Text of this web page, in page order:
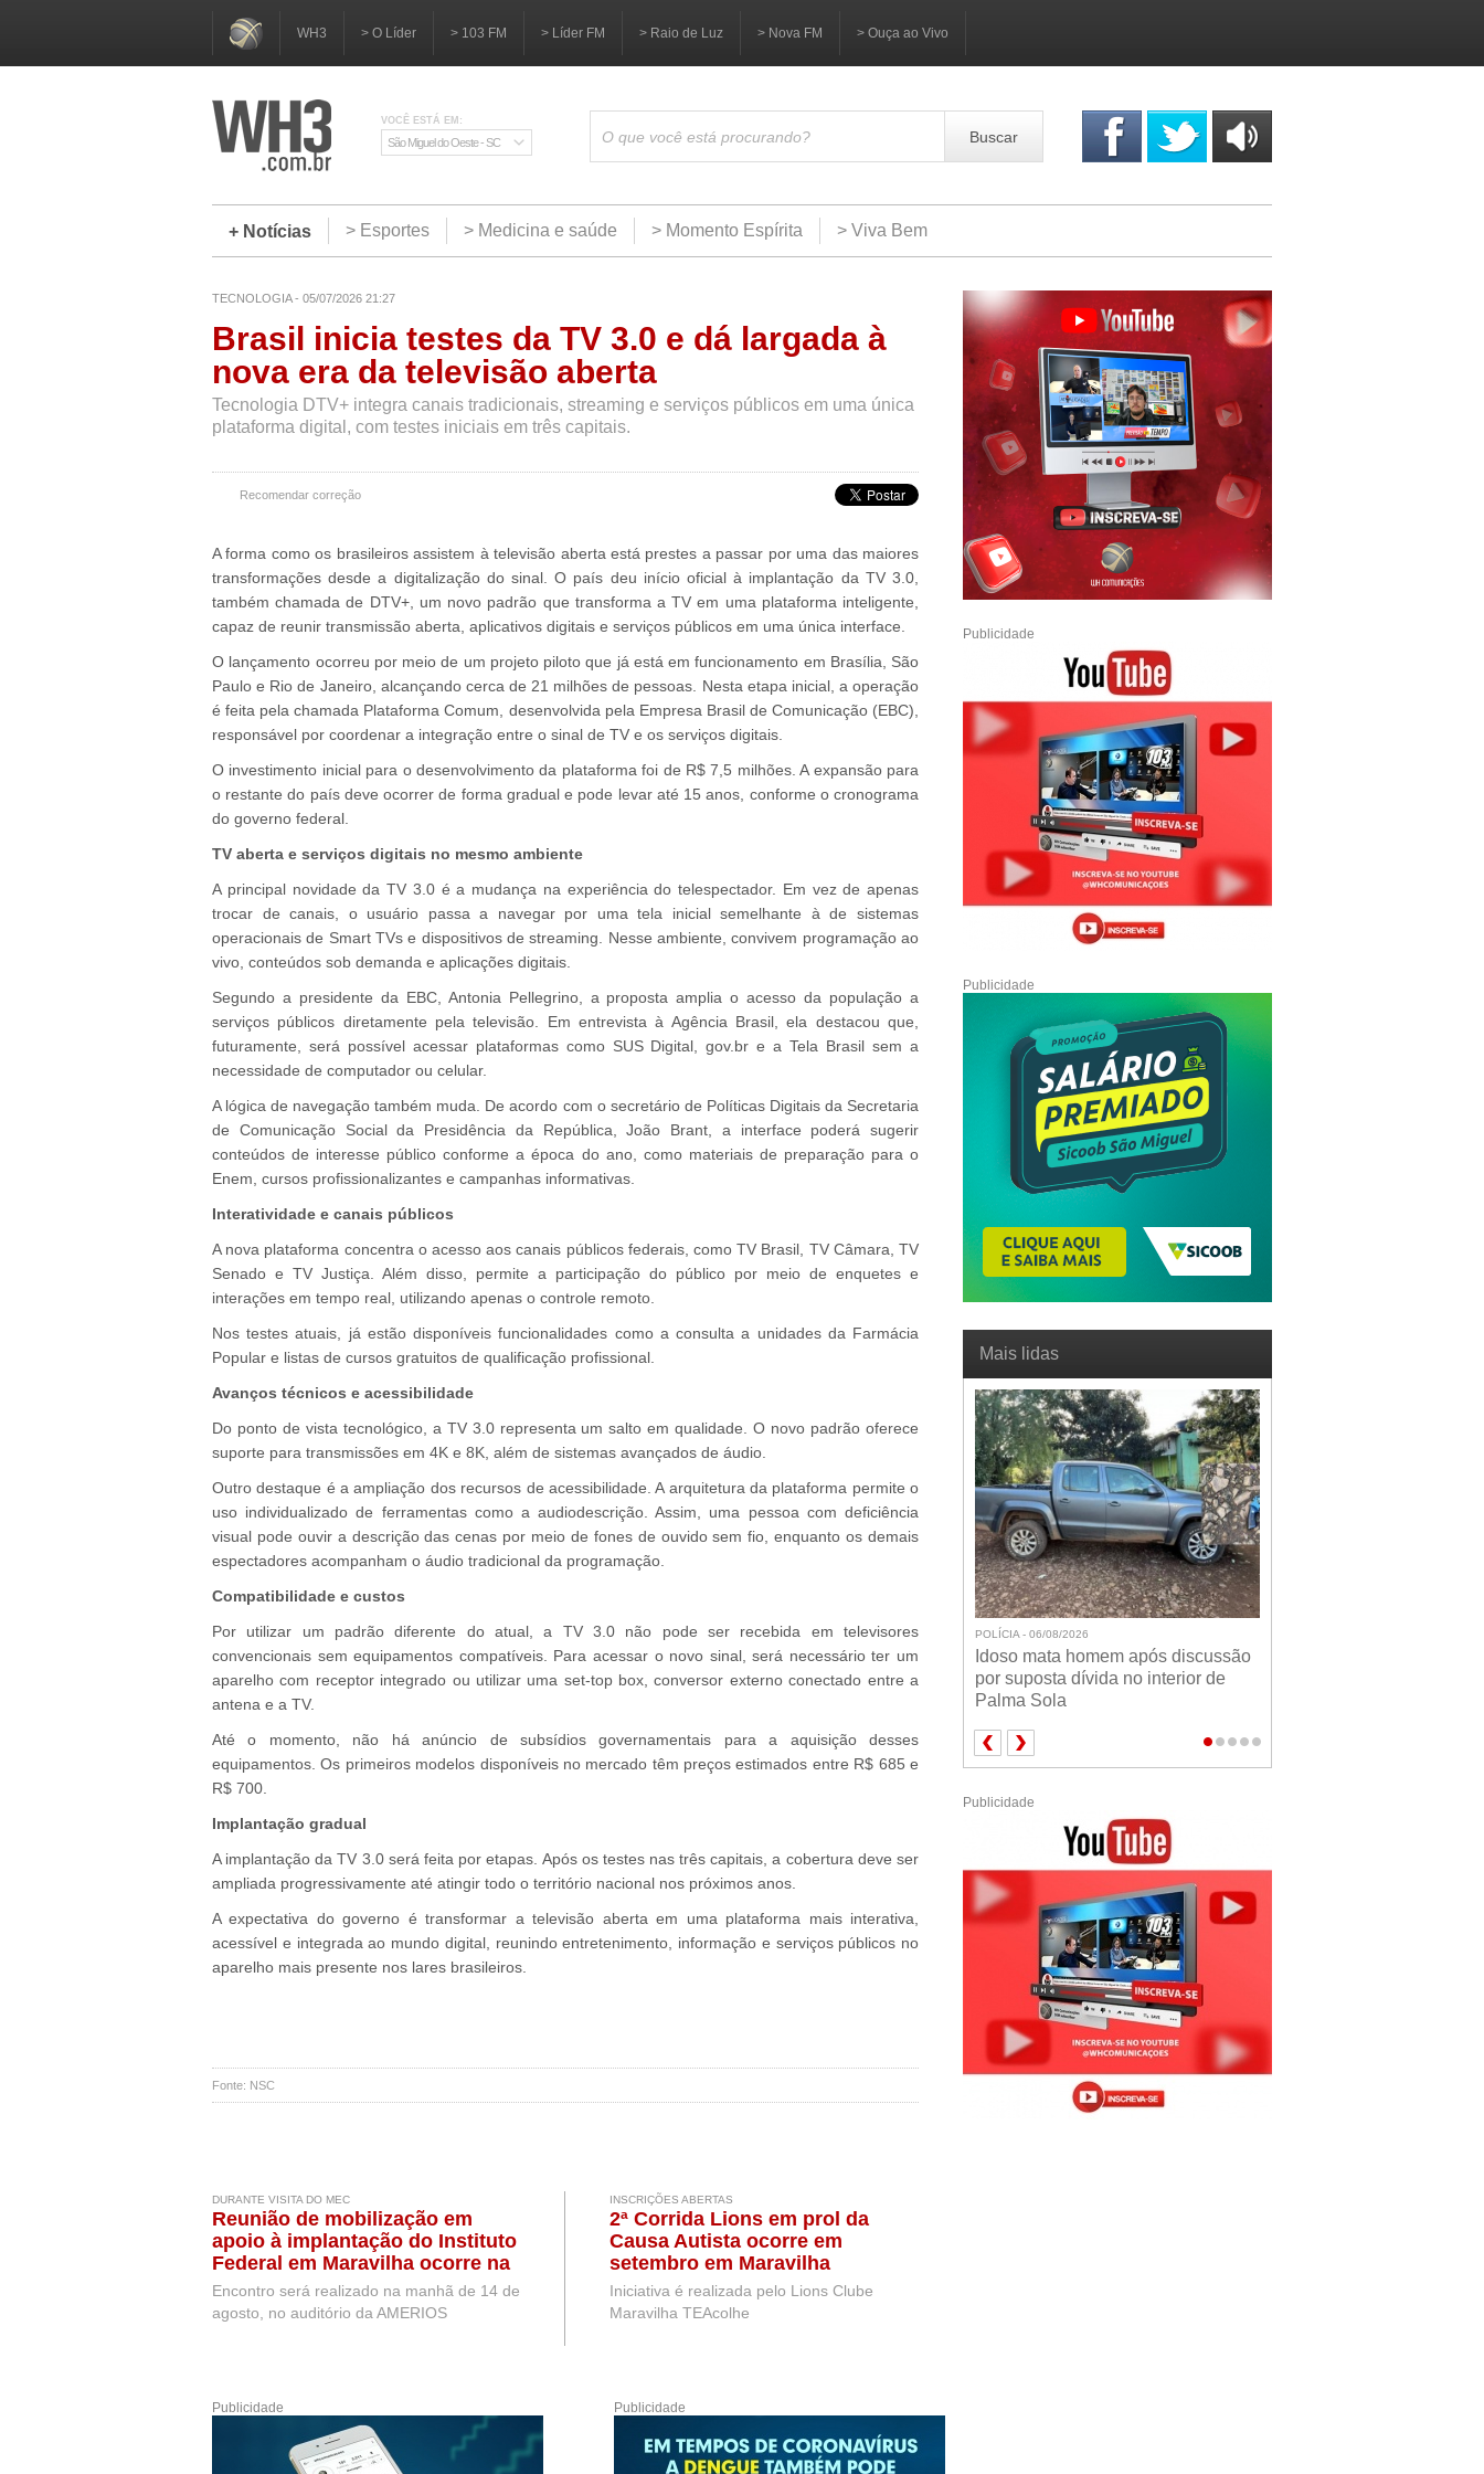
WH3 > O Líder > 103 FM > Líder FM > Raio de Luz > Nova FM > Ouça ao Vivo
VOCÊ ESTÁ EM:
São Miguel do Oeste - SC Buscar
+ Notícias
> Esportes > Medicina e saúde > Momento Espírita > Viva Bem
TECNOLOGIA - 05/07/2026 21:27
Brasil inicia testes da TV 3.0 e dá largada à
nova era da televisão aberta
Tecnologia DTV+ integra canais tradicionais, streaming e serviços públicos em uma única
plataforma digital, com testes iniciais em três capitais.
Recomendar correção
A forma como os brasileiros assistem à televisão aberta está prestes a passar por uma das maiores
transformações desde a digitalização do sinal. O país deu início oficial à implantação da TV 3.0,
também chamada de DTV+, um novo padrão que transforma a TV em uma plataforma inteligente,
capaz de reunir transmissão aberta, aplicativos digitais e serviços públicos em uma única interface.
O lançamento ocorreu por meio de um projeto piloto que já está em funcionamento em Brasília, São
Paulo e Rio de Janeiro, alcançando cerca de 21 milhões de pessoas. Nesta etapa inicial, a operação
é feita pela chamada Plataforma Comum, desenvolvida pela Empresa Brasil de Comunicação (EBC),
responsável por coordenar a integração entre o sinal de TV e os serviços digitais.
O investimento inicial para o desenvolvimento da plataforma foi de R$ 7,5 milhões. A expansão para
o restante do país deve ocorrer de forma gradual e pode levar até 15 anos, conforme o cronograma
do governo federal.
TV aberta e serviços digitais no mesmo ambiente
A principal novidade da TV 3.0 é a mudança na experiência do telespectador. Em vez de apenas
trocar de canais, o usuário passa a navegar por uma tela inicial semelhante à de sistemas
operacionais de Smart TVs e dispositivos de streaming. Nesse ambiente, convivem programação ao
vivo, conteúdos sob demanda e aplicações digitais.
Segundo a presidente da EBC, Antonia Pellegrino, a proposta amplia o acesso da população a
serviços públicos diretamente pela televisão. Em entrevista à Agência Brasil, ela destacou que,
futuramente, será possível acessar plataformas como SUS Digital, gov.br e a Tela Brasil sem a
necessidade de computador ou celular.
A lógica de navegação também muda. De acordo com o secretário de Políticas Digitais da Secretaria
de Comunicação Social da Presidência da República, João Brant, a interface poderá sugerir
conteúdos de interesse público conforme a época do ano, como materiais de preparação para o
Enem, cursos profissionalizantes e campanhas informativas.
Interatividade e canais públicos
A nova plataforma concentra o acesso aos canais públicos federais, como TV Brasil, TV Câmara, TV
Senado e TV Justiça. Além disso, permite a participação do público por meio de enquetes e
interações em tempo real, utilizando apenas o controle remoto.
Nos testes atuais, já estão disponíveis funcionalidades como a consulta a unidades da Farmácia
Popular e listas de cursos gratuitos de qualificação profissional.
Avanços técnicos e acessibilidade
Do ponto de vista tecnológico, a TV 3.0 representa um salto em qualidade. O novo padrão oferece
suporte para transmissões em 4K e 8K, além de sistemas avançados de áudio.
Outro destaque é a ampliação dos recursos de acessibilidade. A arquitetura da plataforma permite o
uso individualizado de ferramentas como a audiodescrição. Assim, uma pessoa com deficiência
visual pode ouvir a descrição das cenas por meio de fones de ouvido sem fio, enquanto os demais
espectadores acompanham o áudio tradicional da programação.
Compatibilidade e custos
Por utilizar um padrão diferente do atual, a TV 3.0 não pode ser recebida em televisores
convencionais sem equipamentos compatíveis. Para acessar o novo sinal, será necessário ter um
aparelho com receptor integrado ou utilizar uma set-top box, conversor externo conectado entre a
antena e a TV.
Até o momento, não há anúncio de subsídios governamentais para a aquisição desses
equipamentos. Os primeiros modelos disponíveis no mercado têm preços estimados entre R$ 685 e
R$ 700.
Implantação gradual
A implantação da TV 3.0 será feita por etapas. Após os testes nas três capitais, a cobertura deve ser
ampliada progressivamente até atingir todo o território nacional nos próximos anos.
A expectativa do governo é transformar a televisão aberta em uma plataforma mais interativa,
acessível e integrada ao mundo digital, reunindo entretenimento, informação e serviços públicos no
aparelho mais presente nos lares brasileiros.
Fonte: NSC
DURANTE VISITA DO MEC
Reunião de mobilização em
apoio à implantação do Instituto
Federal em Maravilha ocorre na
próxima semana, durante visita
de representantes do MEC
Encontro será realizado na manhã de 14 de
agosto, no auditório da AMERIOS
INSCRIÇÕES ABERTAS
2ª Corrida Lions em prol da
Causa Autista ocorre em
setembro em Maravilha
Iniciativa é realizada pelo Lions Clube
Maravilha TEAcolhe
Publicidade Publicidade
Publicidade
Publicidade
Mais lidas
POLÍCIA - 06/08/2026
Idoso mata homem após discussão
por suposta dívida no interior de
Palma Sola
Publicidade